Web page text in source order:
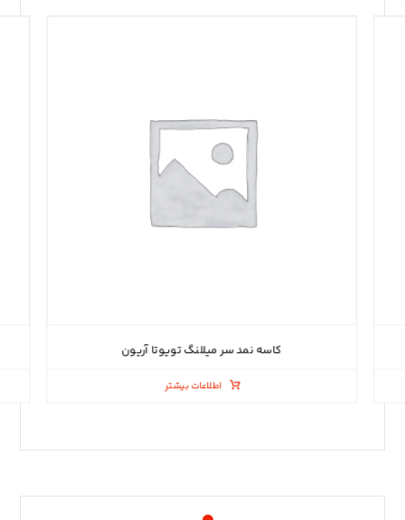
کاسه نمد سر میللنگ تویوتا آریون
اطلاعات بیشتر